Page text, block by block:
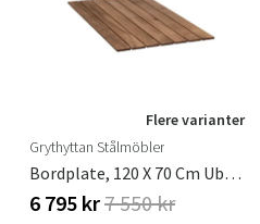
Flere varianter
Grythyttan Stålmöbler
Bordplate, 120 X 70 Cm Ubehandlet Teak
6 795 kr7 550 kr